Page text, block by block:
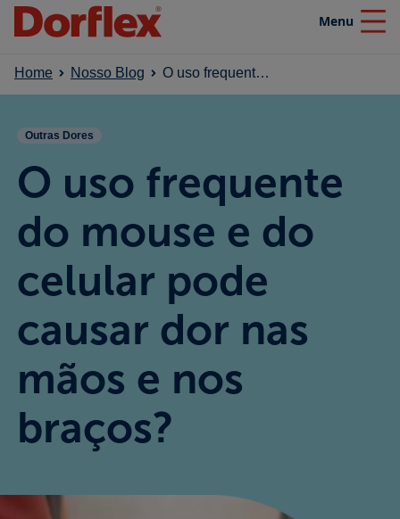
Menu
Close
Home
Produtos
Nosso blog
Efeito SuperaDor
Campanhas
Home Nosso Blog O uso frequente do mouse e do celular pode causar dor nas mãos e nos braços?
Outras Dores
O uso frequente
do mouse e do
celular pode
causar dor nas
mãos e nos
braços?